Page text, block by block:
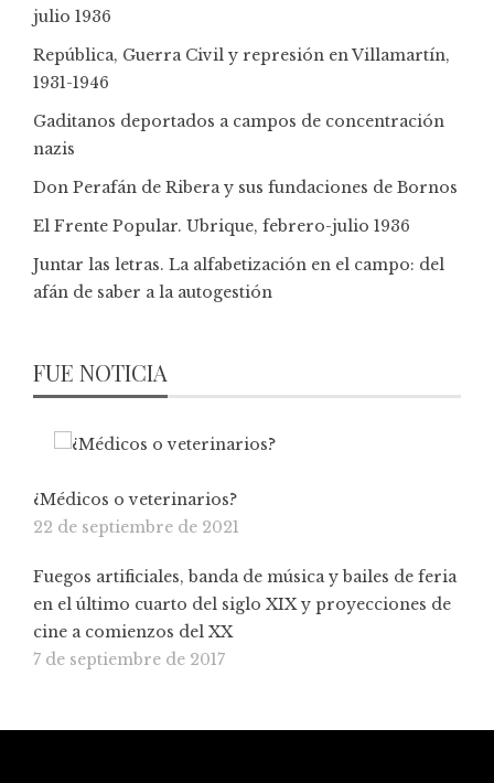
julio 1936
República, Guerra Civil y represión en Villamartín,
1931-1946
Gaditanos deportados a campos de concentración
nazis
Don Perafán de Ribera y sus fundaciones de Bornos
El Frente Popular. Ubrique, febrero-julio 1936
Juntar las letras. La alfabetización en el campo: del
afán de saber a la autogestión
FUE NOTICIA
¿Médicos o veterinarios?
22 de septiembre de 2021
Fuegos artificiales, banda de música y bailes de feria
en el último cuarto del siglo XIX y proyecciones de
cine a comienzos del XX
7 de septiembre de 2017